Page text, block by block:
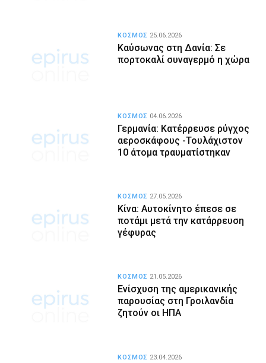
Καύσωνας στη Δανία: Σε
πορτοκαλί συναγερμό η χώρα
ΚΟΣΜΟΣ 25.06.2026
Γερμανία: Κατέρρευσε ρύγχος
αεροσκάφους -Τουλάχιστον
10 άτομα τραυματίστηκαν
ΚΟΣΜΟΣ 04.06.2026
Κίνα: Αυτοκίνητο έπεσε σε
ποτάμι μετά την κατάρρευση
γέφυρας
ΚΟΣΜΟΣ 27.05.2026
Ενίσχυση της αμερικανικής
παρουσίας στη Γροιλανδία
ζητούν οι ΗΠΑ
ΚΟΣΜΟΣ 21.05.2026
ΚΟΣΜΟΣ 23.04.2026